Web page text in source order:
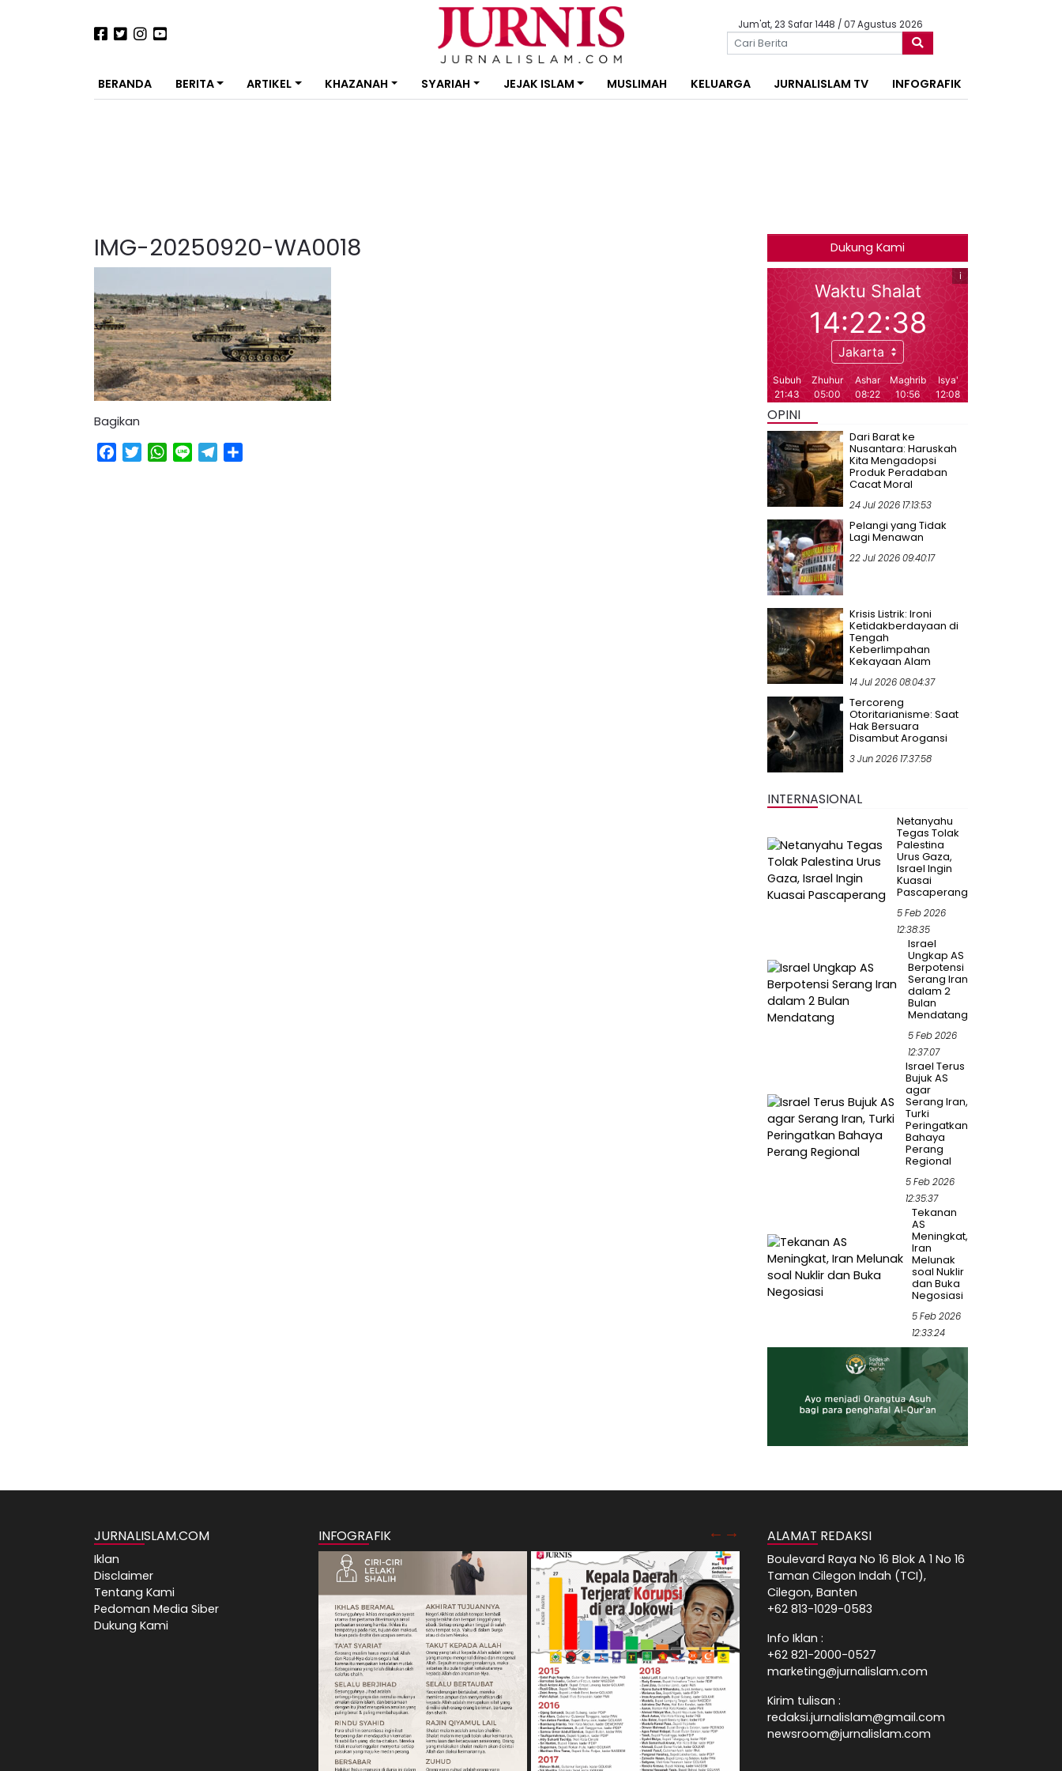
Jum'at, 23 Safar 1448 / 07 Agustus 2026
BERANDA BERITA ARTIKEL KHAZANAH SYARIAH JEJAK ISLAM MUSLIMAH KELUARGA JURNALISLAM TV INFOGRAFIK
IMG-20250920-WA0018
Bagikan
Facebook
TwitterWhatsApp
Line Telegram
Dukung Kami
OPINI
Dari Barat ke
Nusantara: Haruskah
Kita Mengadopsi
Produk Peradaban
Cacat Moral
24 Jul 2026 17:13:53
Pelangi yang Tidak
Lagi Menawan
22 Jul 2026 09:40:17
Krisis Listrik: Ironi
Ketidakberdayaan di
Tengah
Keberlimpahan
Kekayaan Alam
14 Jul 2026 08:04:37
Tercoreng
Otoritarianisme: Saat
Hak Bersuara
Disambut Arogansi
3 Jun 2026 17:37:58
INTERNASIONAL
Netanyahu
Tegas Tolak
Palestina
Urus Gaza,
Israel Ingin
Kuasai
Pascaperang
5 Feb 2026
12:38:35
Israel
Ungkap AS
Berpotensi
Serang Iran
dalam 2
Bulan
Mendatang
5 Feb 2026
12:37:07
Israel Terus
Bujuk AS
agar
Serang Iran,
Turki
Peringatkan
Bahaya
Perang
Regional
5 Feb 2026
12:35:37
Tekanan
AS
Meningkat,
Iran
Melunak
soal Nuklir
dan Buka
Negosiasi
5 Feb 2026
12:33:24
JURNALISLAM.COM
Iklan
Disclaimer
Tentang Kami
Pedoman Media Siber
Dukung Kami
INFOGRAFIK ALAMAT REDAKSI
Boulevard Raya No 16 Blok A 1 No 16
Taman Cilegon Indah (TCI),
Cilegon, Banten
+62 813-1029-0583
Info Iklan :
+62 821-2000-0527
marketing@jurnalislam.com
Kirim tulisan :
redaksi.jurnalislam@gmail.com
newsroom@jurnalislam.com